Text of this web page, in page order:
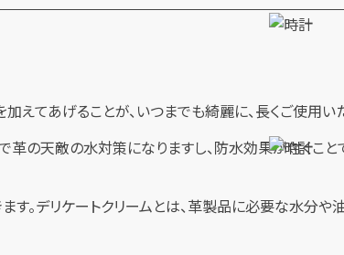
てあげることが、いつまでも綺麗に、長くご使用い
の天敵の水対策になりますし、防水効果が付くこと
。デリケートクリームとは、革製品に必要な水分や